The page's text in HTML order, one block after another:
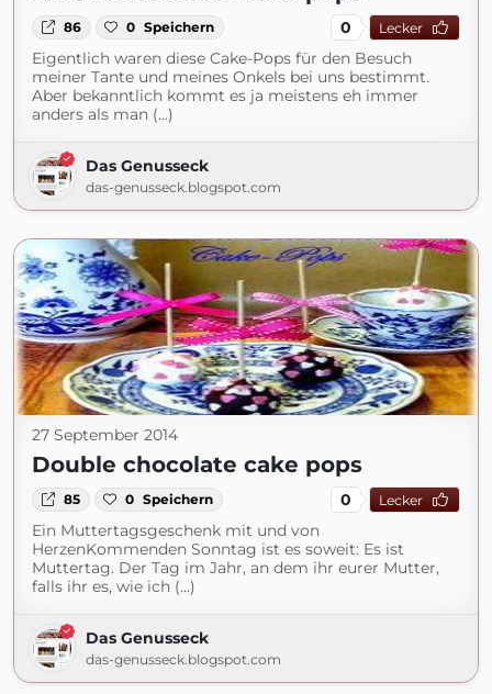
86 0 Speichern 0 Lecker
Eigentlich waren diese Cake-Pops für den Besuch
meiner Tante und meines Onkels bei uns bestimmt.
Aber bekanntlich kommt es ja meistens eh immer
anders als man (...)
Das Genusseck
das-genusseck.blogspot.com
27 September 2014
Double chocolate cake pops
85 0 Speichern 0 Lecker
Ein Muttertagsgeschenk mit und von
HerzenKommenden Sonntag ist es soweit: Es ist
Muttertag. Der Tag im Jahr, an dem ihr eurer Mutter,
falls ihr es, wie ich (...)
Das Genusseck
das-genusseck.blogspot.com